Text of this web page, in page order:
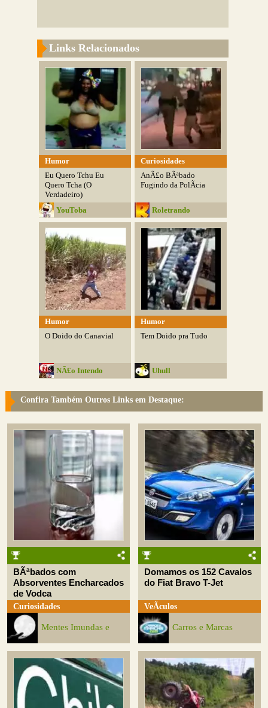
Links Relacionados
Humor
Eu Quero Tchu Eu
Quero Tcha (O
Verdadeiro)
YouToba
Curiosidades
AnÃ£o BÃªbado
Fugindo da PolÃ­cia
Roletrando
Humor
O Doido do Canavial
NÃ£o Intendo
Humor
Tem Doido pra Tudo
Uhull
Confira Também Outros Links em Destaque:
BÃªbados com
Absorventes Encharcados
de Vodca
Curiosidades
Mentes Imundas e
Domamos os 152 Cavalos
do Fiat Bravo T-Jet
VeÃ­culos
Carros e Marcas